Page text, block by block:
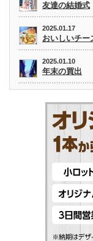
友達の結婚式
2025.01.17
おいしいチー
2025.01.10
年末の買出